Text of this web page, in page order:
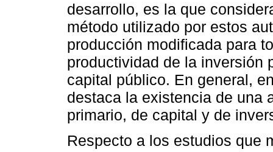
desarrollo, es la que
método utilizado por estos
producción modificada para
productividad de la inversión
capital público. En general,
destaca la existencia de una
primario, de capital y de
Respecto a los estudios que